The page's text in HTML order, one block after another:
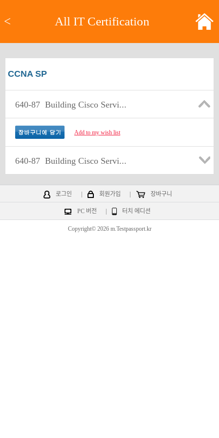
< All IT Certification
CCNA SP
640-87 Building Cisco Servi...
Add to my wish list
640-87 Building Cisco Servi...
로그인 회원가입 장바구니
PC 버전 터치 에디션
Copyright© 2026 m.Testpassport.kr